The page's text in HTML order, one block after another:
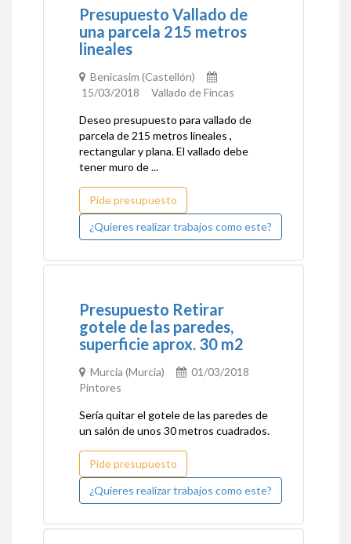
Presupuesto Vallado de
una parcela 215 metros
lineales
Benicasim (Castellón)
15/03/2018 Vallado de Fincas
Deseo presupuesto para vallado de
parcela de 215 metros lineales ,
rectangular y plana. El vallado debe
tener muro de ...
Pide presupuesto
¿Quieres realizar trabajos como este?
Presupuesto Retirar
gotele de las paredes,
superficie aprox. 30 m2
Murcia (Murcia)
01/03/2018
Pintores
Sería quitar el gotele de las paredes de
un salón de unos 30 metros cuadrados.
Pide presupuesto
¿Quieres realizar trabajos como este?